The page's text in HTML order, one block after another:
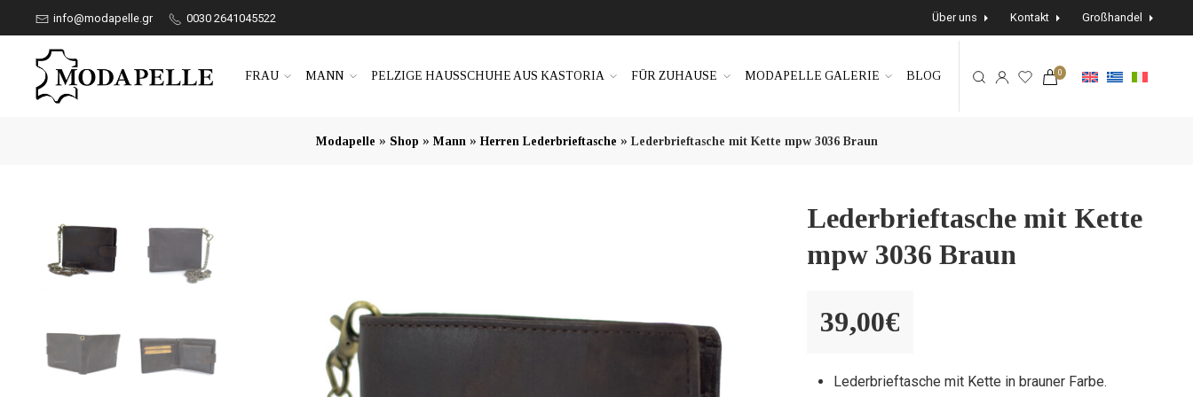
info@modapelle.gr 0030 2641045522 Über uns Kontakt Großhandel
FRAU MANN PELZIGE HAUSSCHUHE AUS KASTORIA FÜR ZUHAUSE MODAPELLE GALERIE BLOG 0
Modapelle » Shop » Mann »Herren Lederbrieftasche » Lederbrieftasche mit Kette mpw 3036 Braun
Lederbrieftasche mit Kette
mpw 3036 Braun
39,00€
Lederbrieftasche mit Kette in brauner Farbe.